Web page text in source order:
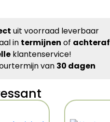
uit voorraad leverbaar
in termijnen of achteraf
klantenservice!
van 30 dagen